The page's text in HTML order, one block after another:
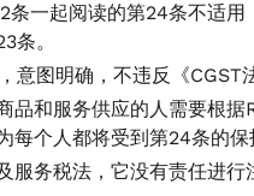
条一起阅读的第24条不适
条。
意图明确，不违反《CGST
品和服务供应的人需要根
每个人都将受到第24条的
服务税法，它没有责任进行